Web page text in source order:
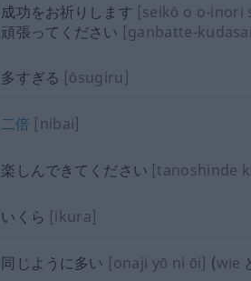
成功をお祈りします [seikō o o-inori
頑張ってください [ganbatte-
多すぎる [ōsugiru]
二倍 [nibai]
楽しんできてください [tanoshinde
いくら [ikura]
同じように多い [onaji yō ni ōi] (wie